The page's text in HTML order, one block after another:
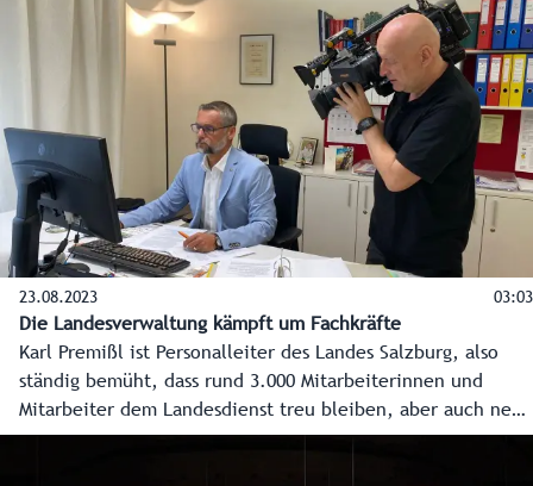
Magistrats-Juristin Johanna Fellinger übernimmt das Amt
als Kinder- und Jugendanwältin von Juristin und Mediatorin
Andrea Holz-Dahrenstaedt. Soziallandesrat Christian Pewny
traf die neue Kinder- und Jugendanwältin Johanna
Fellinger zu einem ersten Austausch.
23.08.2023 03:03
Die Landesverwaltung kämpft um Fachkräfte
Karl Premißl ist Personalleiter des Landes Salzburg, also
ständig bemüht, dass rund 3.000 Mitarbeiterinnen und
Mitarbeiter dem Landesdienst treu bleiben, aber auch neue
und gute Köpfe dazukommen. Die Konkurrenz ist stark,